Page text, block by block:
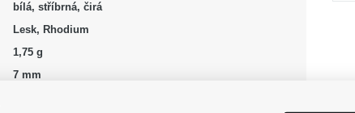
bílá, stříbrná, čirá
Lesk, Rhodium
1,75 g
7 mm